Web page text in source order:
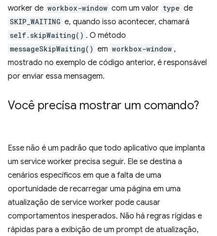
worker de workbox-window com um valor type de
SKIP_WAITING e, quando isso acontecer, chamará
self.skipWaiting() . O método
messageSkipWaiting() em workbox-window ,
mostrado no exemplo de código anterior, é responsável
por enviar essa mensagem.
Você precisa mostrar um comando?
Esse não é um padrão que todo aplicativo que implanta
um service worker precisa seguir. Ele se destina a
cenários específicos em que a falta de uma
oportunidade de recarregar uma página em uma
atualização de service worker pode causar
comportamentos inesperados. Não há regras rígidas e
rápidas para a exibição de um prompt de atualização,